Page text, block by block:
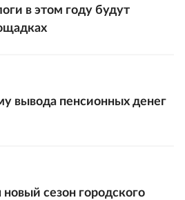
в этом году будут
вывода пенсионных денег
сезон городского